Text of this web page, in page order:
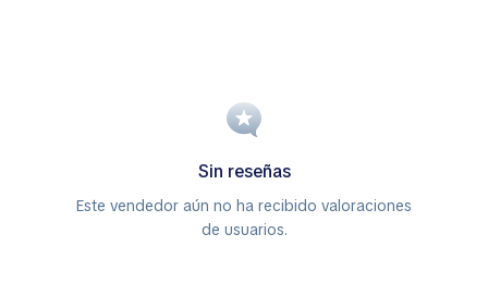
Sin reseñas
Este vendedor aún no ha recibido valoraciones
de usuarios.